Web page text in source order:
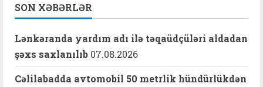
SON XƏBƏRLƏR
Lənkəranda yardım adı ilə təqaüdçüləri aldadan
şəxs saxlanılıb 07.08.2026
Cəlilabadda avtomobil 50 metrlik hündürlükdən